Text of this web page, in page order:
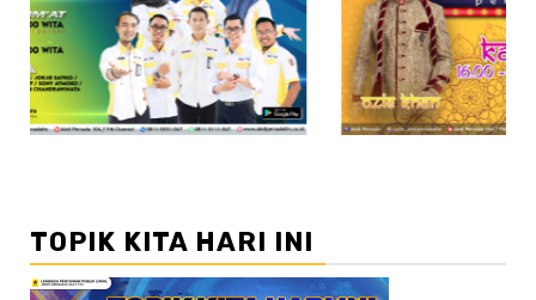
//2
TOPIK KITA HARI INI